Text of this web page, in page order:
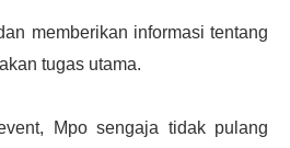
memberikan informasi tentang
tugas utama.
Mpo sengaja tidak pulang